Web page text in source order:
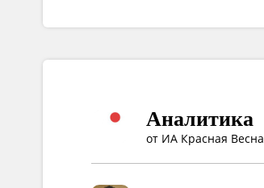
Аналитика
от ИА Красная Весна